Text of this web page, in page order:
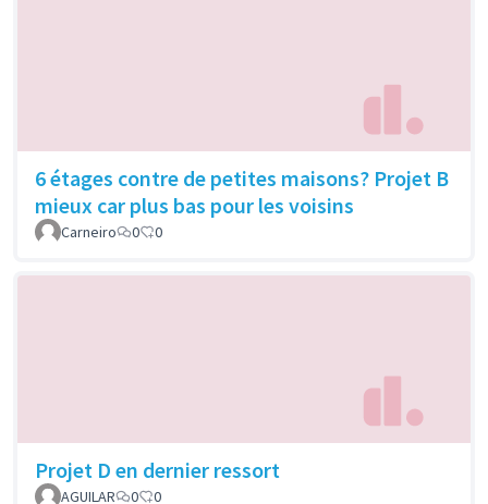
6 étages contre de petites maisons? Projet B
mieux car plus bas pour les voisins
Carneiro 0 0
Projet D en dernier ressort
AGUILAR 0 0